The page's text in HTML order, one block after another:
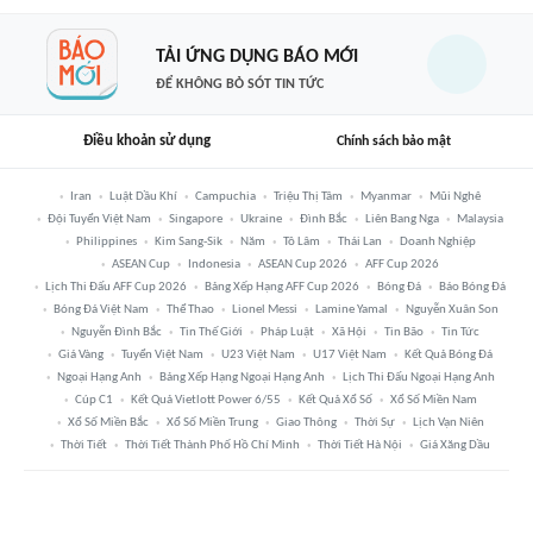
TẢI ỨNG DỤNG BÁO MỚI
ĐỂ KHÔNG BỎ SÓT TIN TỨC
Điều khoản sử dụng Chính sách bảo mật
Iran Luật Dầu Khí Campuchia Triệu Thị Tâm Myanmar
Mũi Nghê
Đội Tuyển Việt Nam
Singapore Ukraine Đình Bắc Liên Bang Nga
Malaysia
Philippines
Kim Sang-Sik Năm Tô Lâm Thái Lan
Doanh Nghiệp
ASEAN Cup
Indonesia ASEAN Cup 2026
AFF Cup 2026
Lịch Thi Đấu AFF Cup 2026
Bảng Xếp Hạng AFF Cup 2026 Bóng Đá
Báo Bóng Đá
Bóng Đá Việt Nam
Thể Thao Lionel Messi Lamine Yamal
Nguyễn Xuân Son
Nguyễn Đình Bắc
Tin Thế Giới Pháp Luật Xã Hội Tin Bão
Tin Tức
Giá Vàng
Tuyển Việt Nam U23 Việt Nam U17 Việt Nam
Kết Quả Bóng Đá
Ngoại Hạng Anh
Bảng Xếp Hạng Ngoại Hạng Anh
Lịch Thi Đấu Ngoại Hạng Anh
Cúp C1
Kết Quả Vietlott Power 6/55 Kết Quả Xổ Số
Xổ Số Miền Nam
Xổ Số Miền Bắc
Xổ Số Miền Trung Giao Thông Thời Sự
Lịch Vạn Niên
Thời Tiết
Thời Tiết Thành Phố Hồ Chí Minh Thời Tiết Hà Nội Giá Xăng Dầu